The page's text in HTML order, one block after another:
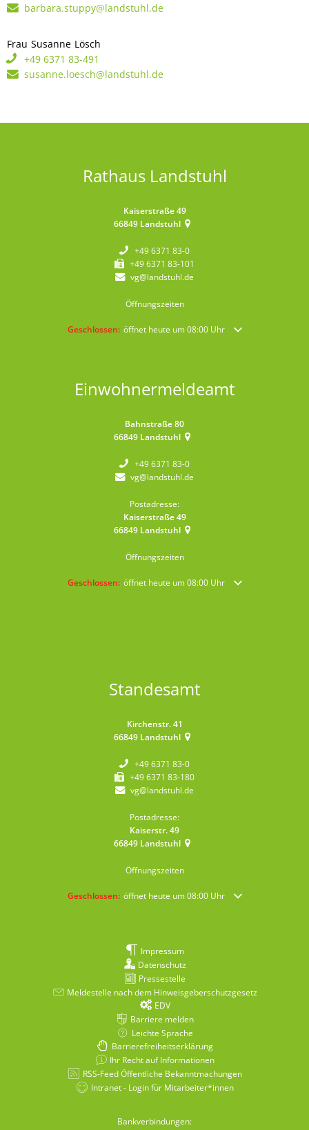
barbara.stuppy@landstuhl.de
Frau Susanne Lösch
+49 6371 83-491
susanne.loesch@landstuhl.de
Rathaus Landstuhl
Kaiserstraße 49
66849 Landstuhl
+49 6371 83-0
+49 6371 83-101
vg@landstuhl.de
Öffnungszeiten
Klicken, um weitere Öffnungs- oder Schließzeiten
Geschlossen: öffnet heute um 08:00 Uhr
Einwohnermeldeamt
Bahnstraße 80
66849 Landstuhl
+49 6371 83-0
vg@landstuhl.de
Postadresse:
Kaiserstraße 49
66849 Landstuhl
Öffnungszeiten
Klicken, um weitere Öffnungs- oder Schließzeiten
Geschlossen: öffnet heute um 08:00 Uhr
Standesamt
Kirchenstr. 41
66849 Landstuhl
+49 6371 83-0
+49 6371 83-180
vg@landstuhl.de
Postadresse:
Kaiserstr. 49
66849 Landstuhl
Öffnungszeiten
Klicken, um weitere Öffnungs- oder Schließzeiten
Geschlossen: öffnet heute um 08:00 Uhr
Impressum
Datenschutz
Pressestelle
Meldestelle nach dem Hinweisgeberschutzgesetz
EDV
Barriere melden
Leichte Sprache
Barrierefreiheitserklärung
Ihr Recht auf Informationen
RSS-Feed Öffentliche Bekanntmachungen
Intranet - Login für Mitarbeiter*innen
Bankverbindungen: